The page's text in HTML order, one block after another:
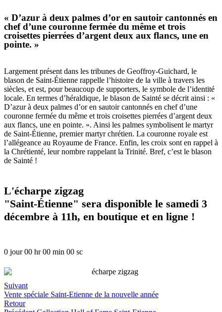
« D’azur à deux palmes d’or en sautoir cantonnés en
chef d’une couronne fermée du même et trois
croisettes pierrées d’argent deux aux flancs, une en
pointe. »
Largement présent dans les tribunes de Geoffroy-Guichard, le
blason de Saint-Étienne rappelle l’histoire de la ville à travers les
siècles, et est, pour beaucoup de supporters, le symbole de l’identité
locale. En termes d’héraldique, le blason de Sainté se décrit ainsi : «
D’azur à deux palmes d’or en sautoir cantonnés en chef d’une
couronne fermée du même et trois croisettes pierrées d’argent deux
aux flancs, une en pointe. ». Ainsi les palmes symbolisent le martyr
de Saint-Étienne, premier martyr chrétien. La couronne royale est
l’allégeance au Royaume de France. Enfin, les croix sont en rappel à
la Chrétienté, leur nombre rappelant la Trinité. Bref, c’est le blason
de Sainté !
L'écharpe zigzag
"Saint-Étienne" sera disponible le samedi 3
décembre à 11h, en boutique et en ligne !
0 jour00 hr00 min 00 sc
Suivant
Vente spéciale Saint-Etienne de la nouvelle année
Retour